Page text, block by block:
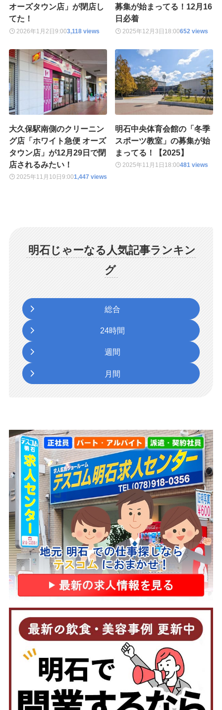
オーズタウン店」が閉店し
てた！
2026年1月2日9:003,118 views
募集が始まってる！12月16
日必着
2025年12月3日 18:00652 views
大久保駅南側のクリーニン
グ店「ホワイト急便 オーズ
タウン店」が12月29日で閉
店されるみたい！
2025年11月10日 9:001,447 views
明石中央体育会館の「冬季
スポーツ教室」の募集が始
まってる！【2025】
2025年11月1日 18:00481 views
明石じゃーなる人気記事ランキン
グ
総合
24時間
週間
月間